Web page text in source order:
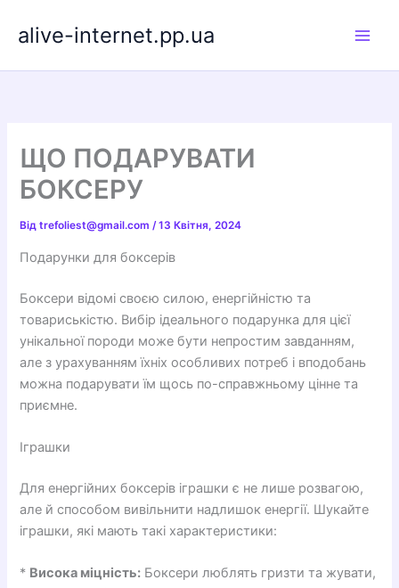
alive-internet.pp.ua
ЩО ПОДАРУВАТИ
БОКСЕРУ
Відtrefoliest@gmail.com/13 Квітня, 2024
Подарунки для боксерів
Боксери відомі своєю силою, енергійністю та
товариськістю. Вибір ідеального подарунка для цієї
унікальної породи може бути непростим завданням,
але з урахуванням їхніх особливих потреб і вподобань
можна подарувати їм щось по-справжньому цінне та
приємне.
Іграшки
Для енергійних боксерів іграшки є не лише розвагою,
але й способом вивільнити надлишок енергії. Шукайте
іграшки, які мають такі характеристики:
* Висока міцність: Боксери люблять гризти та жувати,